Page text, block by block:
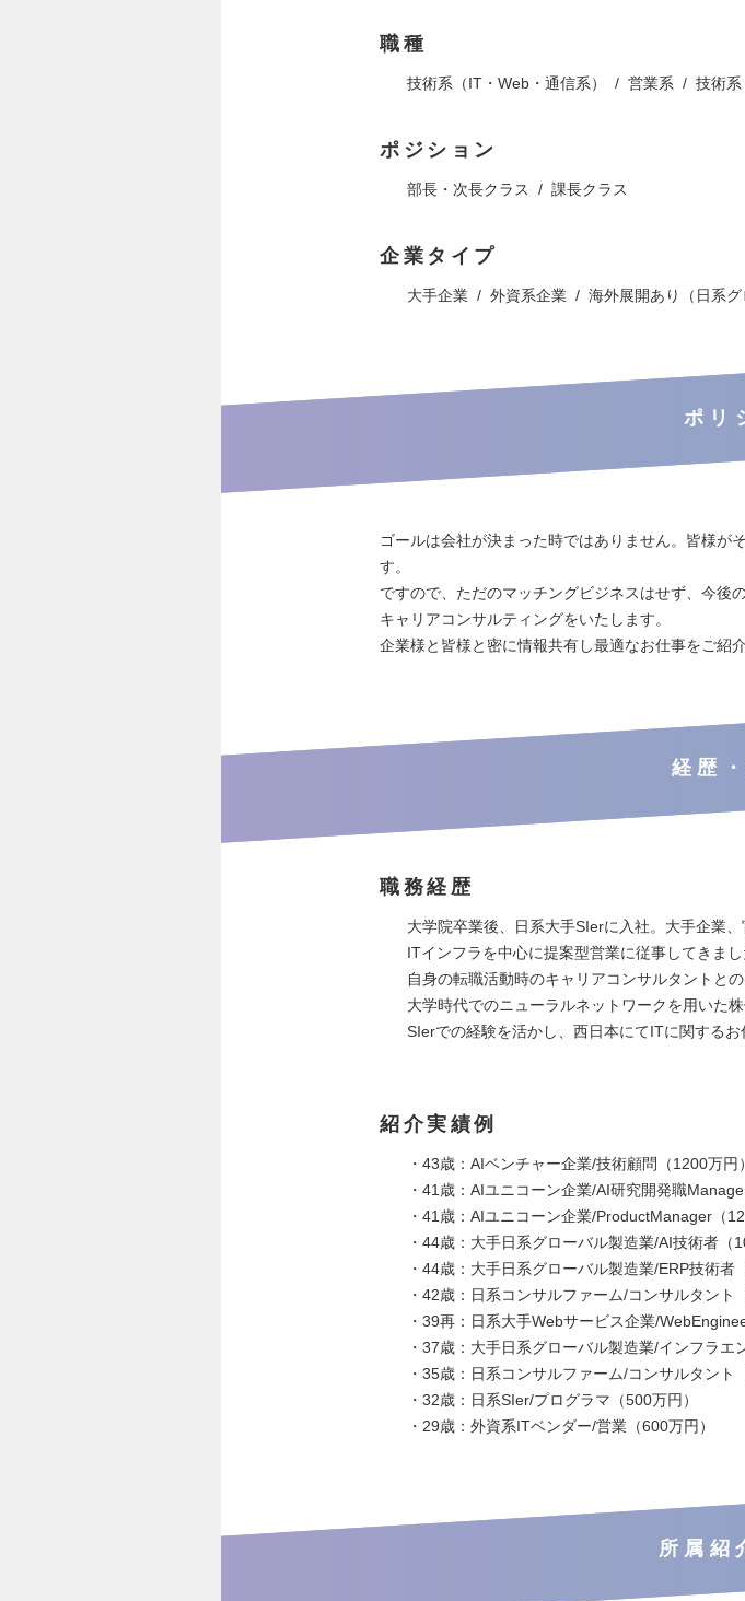
職種
技術系（IT・Web・通信系） 営業系 技術系
ポジション
部長・次長クラス 課長クラス
企業タイプ
大手企業 外資系企業 海外展開あり（日系グ
ポリ
ゴールは会社が決まった時ではありません。皆様が
す。
ですので、ただのマッチングビジネスはせず、今後
キャリアコンサルティングをいたします。
企業様と皆様と密に情報共有し最適なお仕事をご紹介
経歴
職務経歴
大学院卒業後、日系大手SIerに入社。大手企業
ITインフラを中心に提案型営業に従事してきまし
自身の転職活動時のキャリアコンサルタントと
大学時代でのニューラルネットワークを用いた
SIerでの経験を活かし、西日本にてITに関するお
紹介実績例
・43歳：AIベンチャー企業/技術顧問（1200万円）
・41歳：AIユニコーン企業/AI研究開発職
・41歳：AIユニコーン企業/ProductManager（
・44歳：大手日系グローバル製造業/AI技術者（
・44歳：大手日系グローバル製造業/ERP技術者
・42歳：日系コンサルファーム/コンサルタント
・39再：日系大手Webサービス企業/
・37歳：大手日系グローバル製造業/インフラエ
・35歳：日系コンサルファーム/コンサルタント
・32歳：日系SIer/プログラマ（500万円）
・29歳：外資系ITベンダー/営業（600万円）
所属紹